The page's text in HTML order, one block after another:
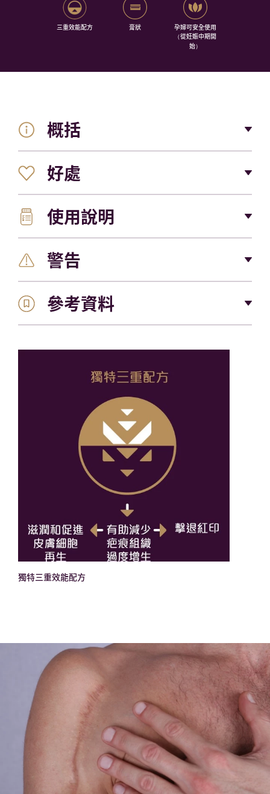
三重效能配方 膏狀
孕婦可安全使用
（從妊娠中期開
始）
概括
密集面霜配方結合了 Cepalin® 植物提取物、透明質酸
好處
使用 1 個月1，可顯著減少妊娠紋的出現
於：膠原蛋白生成、細胞再生和鎖住水分
超過 20 年的疤痕科學專業經驗
使用說明
為獲得最佳效果，每天至少塗抹 2 次，以打圈的方式輕
人在治療 4 週後可以看到明顯的效果，但在每天使用
12 週後會看到更大的改善。
警告
僅限於外用。
塗抹。
請將本品放在兒童不能接觸的地方。
參考資料
Aesthet Dermatol 2012
獨特三重效能配方